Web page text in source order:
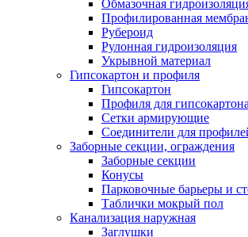
Обмазочная
Профилированная
Рубероид
Рулонная гидроизоляция
Укрывной материал
Гипсокартон и профиля
Гипсокартон
Профиля для гипсокартона
Сетки армирующие
Соединители для
Заборные секции, ограждения
Заборные секции
Конусы
Парковочные барьеры и
Таблички мокрый пол
Канализация наружная
Заглушки